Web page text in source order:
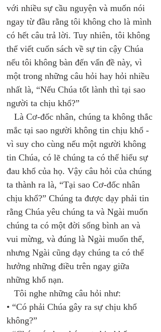
với nhiều sự cầu nguyện và muốn nói
ngay từ đầu rằng tôi không cho là mình
có hết câu trả lời. Tuy nhiên, tôi không
thể viết cuốn sách về sự tin cậy Chúa
nếu tôi không bàn đến vấn đề này, vì
một trong những câu hỏi hay hỏi nhiều
nhất là, “Nếu Chúa tốt lành thì tại sao
người ta chịu khổ?”
Là Cơ-đốc nhân, chúng ta không thắc
mắc tại sao người không tin chịu khổ -
vì suy cho cùng nếu một người không
tin Chúa, có lẽ chúng ta có thể hiểu sự
đau khổ của họ. Vậy câu hỏi của chúng
ta thành ra là, “Tại sao Cơ-đốc nhân
chịu khổ?” Chúng ta được dạy phải tin
rằng Chúa yêu chúng ta và Ngài muốn
chúng ta có một đời sống bình an và
vui mừng, và đúng là Ngài muốn thế,
nhưng Ngài cũng dạy chúng ta có thể
hưởng những điều trên ngay giữa
những khổ nạn.
Tôi nghe những câu hỏi như:
• “Có phải Chúa gây ra sự chịu khổ
không?”